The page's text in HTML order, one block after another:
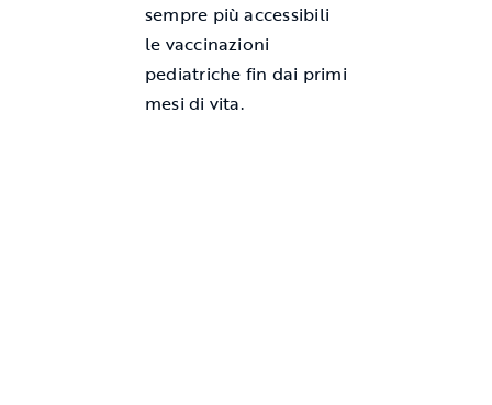
sempre più accessibili
le vaccinazioni
pediatriche fin dai primi
mesi di vita.